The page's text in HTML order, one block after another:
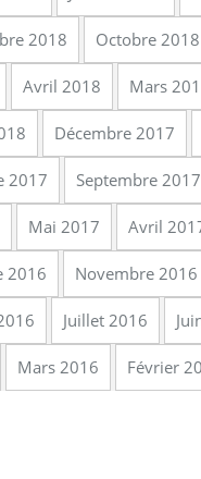
2018 Octobre 2018
Avril 2018 Mars
Décembre 2017
2017 Septembre 2017
Mai 2017 Avril
2016 Novembre 2016
Juillet 2016
Mars 2016 Février